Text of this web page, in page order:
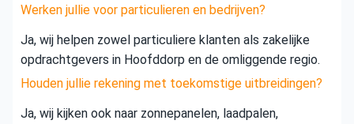
Werken jullie voor particulieren en bedrijven?
Ja, wij helpen zowel particuliere klanten als zakelijke
opdrachtgevers in Hoofddorp en de omliggende regio.
Houden jullie rekening met toekomstige uitbreidingen?
Ja, wij kijken ook naar zonnepanelen, laadpalen,